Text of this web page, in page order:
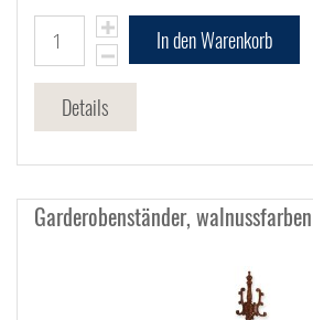
In den Warenkorb
Details
Garderobenständer, walnussfarben